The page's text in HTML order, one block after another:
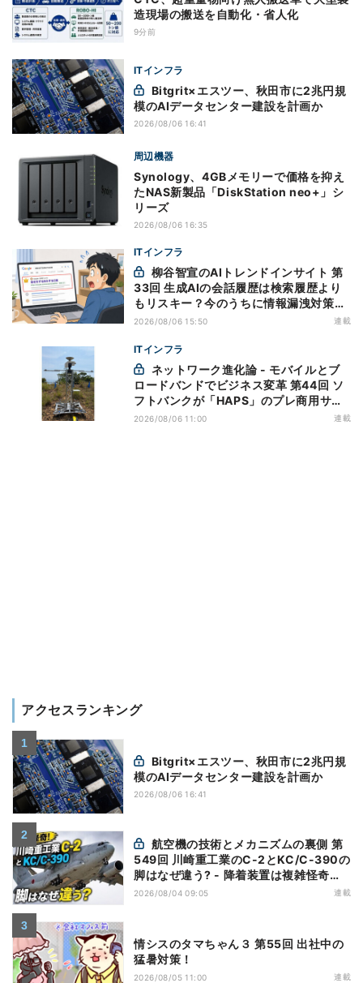
造現場の搬送を自動化・省人化
9分前
ITインフラ
模のAIデータセンター建設を計画か
2026/08/06 16:41
周辺機器
Synology、4GBメモリーで価格を抑え
たNAS新製品「DiskStation neo+」シ
リーズ
2026/08/06 16:35
ITインフラ
33回 生成AIの会話履歴は検索履歴より
もリスキー？今のうちに情報漏洩対策を
万全にしておこう
2026/08/06 15:50 連載
ITインフラ
ロードバンドでビジネス変革 第44回 ソ
フトバンクが「HAPS」のプレ商用サー
ビス開始を表明、本格的な商用展開のめ
2026/08/06 11:00 連載
アクセスランキング
模のAIデータセンター建設を計画か
2026/08/06 16:41
549回 川崎重工業のC-2とKC/C-390の
脚はなぜ違う? - 降着装置は複雑怪奇
(5)|軍用輸送機(10)
2026/08/04 09:05 連載
情シスのタマちゃん３ 第55回 出社中の
猛暑対策！
2026/08/05 11:00 連載